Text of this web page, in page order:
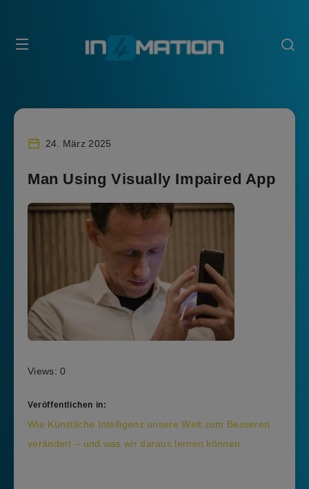
24. März 2025
Man Using Visually Impaired App
Views: 0
Veröffentlichen in:
Beitragsnavigation
Wie Künstliche Intelligenz unsere Welt zum Besseren
verändert – und was wir daraus lernen können